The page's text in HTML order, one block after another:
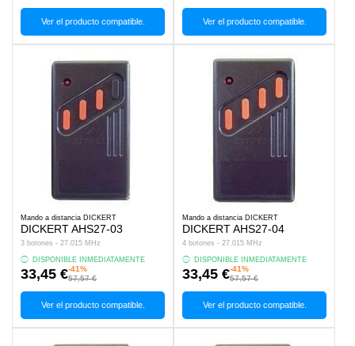
Ver el producto compatible. Ver el producto compatible.
Mando a distancia DICKERT
DICKERT AHS27-03
3 botones - 27.015 MHz
DISPONIBLE INMEDIATAMENTE
33,45 €-41%
57,57 €
Ver el producto compatible.
Mando a distancia DICKERT
DICKERT AHS27-04
4 botones - 27.015 MHz
DISPONIBLE INMEDIATAMENTE
33,45 €-41%
57,57 €
Ver el producto compatible.